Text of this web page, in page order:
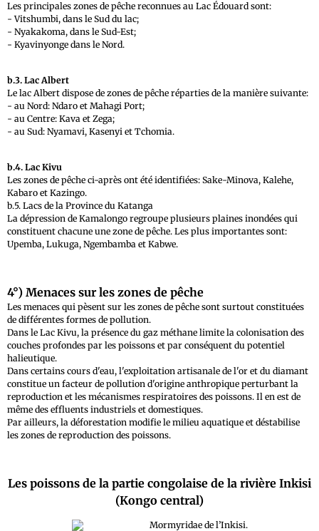
Les principales zones de pêche reconnues au Lac Édouard sont:
- Vitshumbi, dans le Sud du lac;
- Nyakakoma, dans le Sud-Est;
- Kyavinyonge dans le Nord.
b.3. Lac Albert
Le lac Albert dispose de zones de pêche réparties de la manière suivante:
- au Nord: Ndaro et Mahagi Port;
- au Centre: Kava et Zega;
- au Sud: Nyamavi, Kasenyi et Tchomia.
b.4. Lac Kivu
Les zones de pêche ci-après ont été identifiées: Sake-Minova, Kalehe,
Kabaro et Kazingo.
b.5. Lacs de la Province du Katanga
La dépression de Kamalongo regroupe plusieurs plaines inondées qui
constituent chacune une zone de pêche. Les plus importantes sont:
Upemba, Lukuga, Ngembamba et Kabwe.
4°) Menaces sur les zones de pêche
Les menaces qui pèsent sur les zones de pêche sont surtout constituées
de différentes formes de pollution.
Dans le Lac Kivu, la présence du gaz méthane limite la colonisation des
couches profondes par les poissons et par conséquent du potentiel
halieutique.
Dans certains cours d'eau, l'exploitation artisanale de l'or et du diamant
constitue un facteur de pollution d'origine anthropique perturbant la
reproduction et les mécanismes respiratoires des poissons. Il en est de
même des effluents industriels et domestiques.
Par ailleurs, la déforestation modifie le milieu aquatique et déstabilise
les zones de reproduction des poissons.
Les poissons de la partie congolaise de la rivière Inkisi
(Kongo central)
Mormyridae de l’Inkisi.